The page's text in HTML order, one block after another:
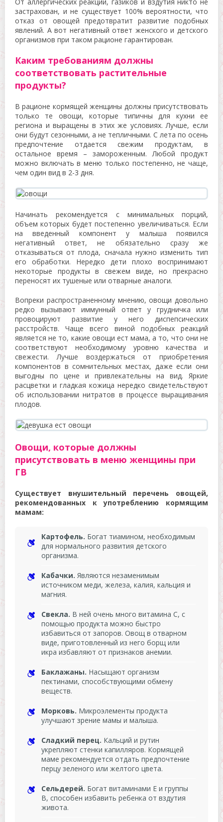
застрахован, и не существует 100% вероятности, что
отказ от овощей предотвратит развитие подобных
явлений. А вот негативный ответ женского и детского
организмов при таком рационе гарантирован.
Каким требованиям должны
соответствовать растительные
продукты?
В рационе кормящей женщины должны присутствовать
только те овощи, которые типичны для кухни ее
региона и выращены в этих же условиях. Лучше, если
они будут сезонными, а не тепличными. С лета по осень
предпочтение отдается свежим продуктам, в
остальное время – замороженным. Любой продукт
можно включать в меню только постепенно, не чаще,
чем один вид в 2-3 дня.
Начинать рекомендуется с минимальных порций,
объем которых будет постепенно увеличиваться. Если
на введенный компонент у малыша появился
негативный ответ, не обязательно сразу же
отказываться от плода, сначала нужно изменить тип
его обработки. Нередко дети плохо воспринимают
некоторые продукты в свежем виде, но прекрасно
переносят их тушеные или отварные аналоги.
Вопреки распространенному мнению, овощи довольно
редко вызывают иммунный ответ у грудничка или
провоцируют развитие у него диспепсических
расстройств. Чаще всего виной подобных реакций
является не то, какие овощи ест мама, а то, что они не
соответствуют необходимому уровню качества и
свежести. Лучше воздержаться от приобретения
компонентов в сомнительных местах, даже если они
выгодны по цене и привлекательны на вид. Яркие
расцветки и гладкая кожица нередко свидетельствуют
об использовании нитратов в процессе выращивания
плодов.
Овощи, которые должны
присутствовать в меню женщины при
ГВ
Существует внушительный перечень овощей,
рекомендованных к употреблению кормящим
мамам:
Картофель. Богат тиамином, необходимым
для нормального развития детского
организма.
Кабачки. Являются незаменимым
источником меди, железа, калия, кальция и
магния.
Свекла. В ней очень много витамина С, с
помощью продукта можно быстро
избавиться от запоров. Овощ в отварном
виде, приготовленный из него борщ или
икра избавляют от признаков анемии.
Баклажаны. Насыщают организм
пектинами, способствующими обмену
веществ.
Морковь. Микроэлементы продукта
улучшают зрение мамы и малыша.
Сладкий перец. Кальций и рутин
укрепляют стенки капилляров. Кормящей
маме рекомендуется отдать предпочтение
перцу зеленого или желтого цвета.
Сельдерей. Богат витаминами Е и группы
В, способен избавить ребенка от вздутия
живота.